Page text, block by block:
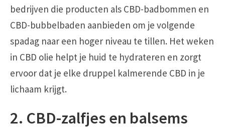
bedrijven die producten als CBD-badbommen en
CBD-bubbelbaden aanbieden om je volgende
spadag naar een hoger niveau te tillen. Het weken
in CBD olie helpt je huid te hydrateren en zorgt
ervoor dat je elke druppel kalmerende CBD in je
lichaam krijgt.
2. CBD-zalfjes en balsems